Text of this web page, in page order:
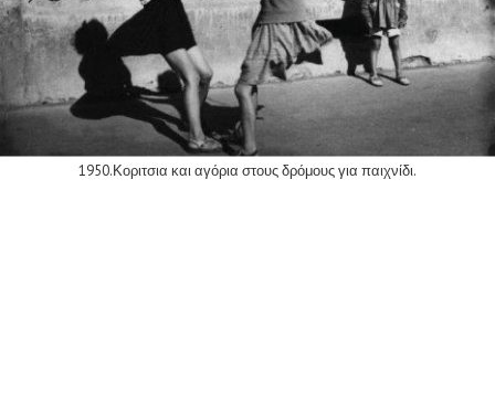
1950.Κοριτσια και αγόρια στους δρόμους για παιχνίδι.